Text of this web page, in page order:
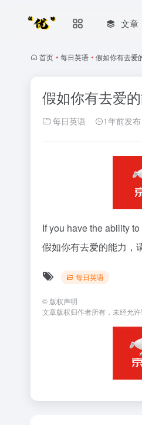
文章
首页 • 每日英语 • 假如你有去爱
假如你有去爱
每日英语 1年前发布
If you have the ability
假如你有去爱的能力，
每日英语
© 版权声明
文章版权归作者所有，未经允许